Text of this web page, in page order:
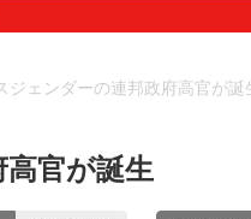
ジェンダーの連邦政府高官が誕
官が誕生